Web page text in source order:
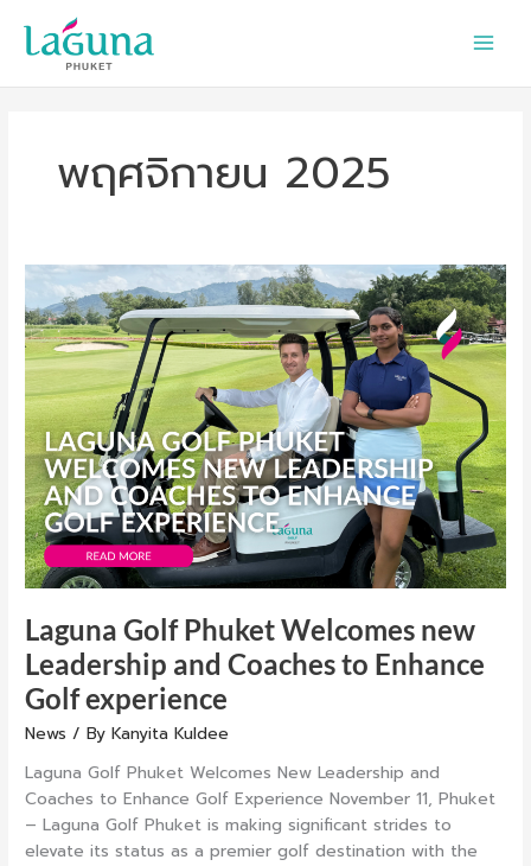
content
พฤศจิกายน 2025
Laguna Golf Phuket Welcomes new
Leadership and Coaches to Enhance
Golf experience
News / ByKanyita Kuldee
Laguna Golf Phuket Welcomes New Leadership and
Coaches to Enhance Golf Experience November 11, Phuket
– Laguna Golf Phuket is making significant strides to
elevate its status as a premier golf destination with the
Laguna
Golf
Phuket
Welcomes
new
Leadership
and
Coaches
to
Enhance
Golf
experience